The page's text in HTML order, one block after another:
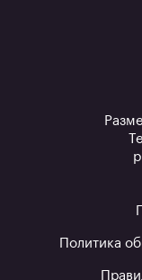
Политика